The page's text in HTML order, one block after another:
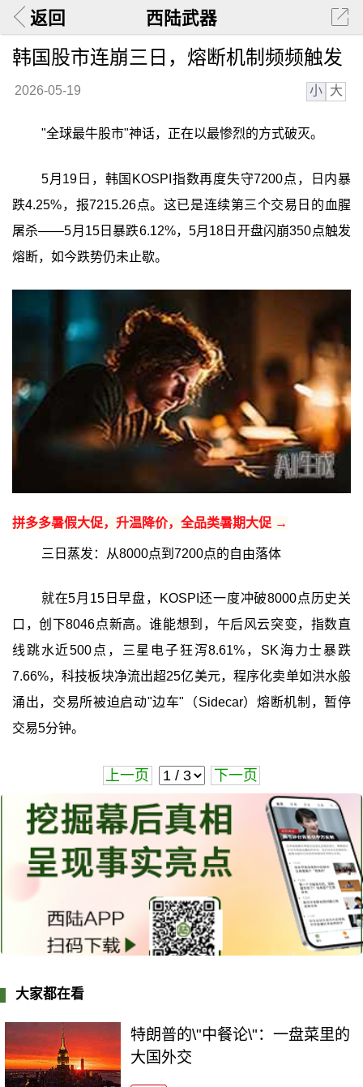
返回 西陆武器
韩国股市连崩三日，熔断机制频频触发
2026-05-19 小 大
"全球最牛股市"神话，正在以最惨烈的方式破灭。
5月19日，韩国KOSPI指数再度失守7200点，日内暴
跌4.25%，报7215.26点。这已是连续第三个交易日的血腥
屠杀——5月15日暴跌6.12%，5月18日开盘闪崩350点触发
熔断，如今跌势仍未止歇。
拼多多暑假大促，升温降价，全品类暑期大促 →
三日蒸发：从8000点到7200点的自由落体
就在5月15日早盘，KOSPI还一度冲破8000点历史关
口，创下8046点新高。谁能想到，午后风云突变，指数直
线跳水近500点，三星电子狂泻8.61%，SK海力士暴跌
7.66%，科技板块净流出超25亿美元，程序化卖单如洪水般
涌出，交易所被迫启动"边车"（Sidecar）熔断机制，暂停
交易5分钟。
上一页 下一页
大家都在看
特朗普的\"中餐论\"：一盘菜里的
大国外交